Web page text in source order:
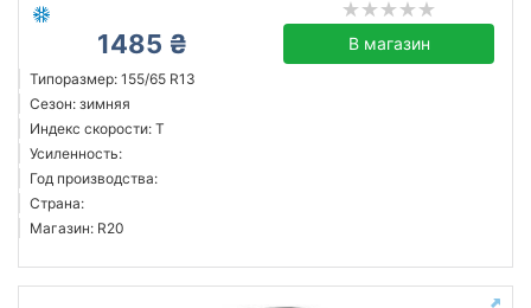
1485 ₴ В магазин
Типоразмер: 155/65 R13
Сезон: зимняя
Индекс скорости: T
Усиленность:
Год производства:
Страна:
Магазин: R20